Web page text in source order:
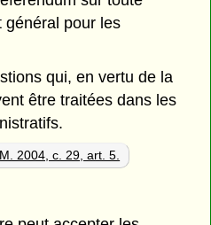
général pour les
qui, en vertu de la
être traitées dans les
2004, c. 29, art. 5.